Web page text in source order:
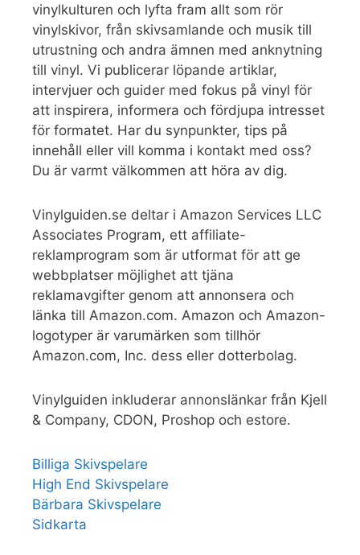
vinylkulturen och lyfta fram allt som rör
vinylskivor, från skivsamlande och musik till
utrustning och andra ämnen med anknytning
till vinyl. Vi publicerar löpande artiklar,
intervjuer och guider med fokus på vinyl för
att inspirera, informera och fördjupa intresset
för formatet. Har du synpunkter, tips på
innehåll eller vill komma i kontakt med oss?
Du är varmt välkommen att höra av dig.
Vinylguiden.se deltar i Amazon Services LLC
Associates Program, ett affiliate-
reklamprogram som är utformat för att ge
webbplatser möjlighet att tjäna
reklamavgifter genom att annonsera och
länka till Amazon.com. Amazon och Amazon-
logotyper är varumärken som tillhör
Amazon.com, Inc. dess eller dotterbolag.
Vinylguiden inkluderar annonslänkar från Kjell
& Company, CDON, Proshop och estore.
Billiga Skivspelare
High End Skivspelare
Bärbara Skivspelare
Sidkarta